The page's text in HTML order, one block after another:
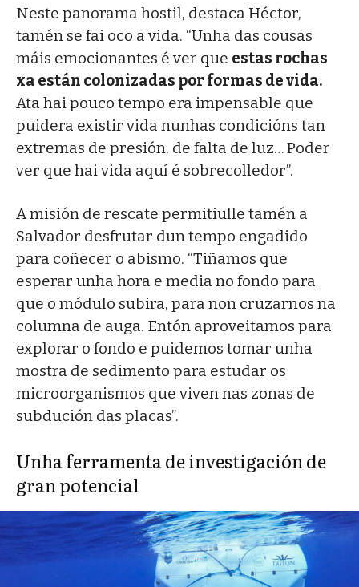
Neste panorama hostil, destaca Héctor,
tamén se fai oco a vida. “Unha das cousas
máis emocionantes é ver que estas rochas
xa están colonizadas por formas de vida.
Ata hai pouco tempo era impensable que
puidera existir vida nunhas condicións tan
extremas de presión, de falta de luz… Poder
ver que hai vida aquí é sobrecolledor”.
A misión de rescate permitiulle tamén a
Salvador desfrutar dun tempo engadido
para coñecer o abismo. “Tiñamos que
esperar unha hora e media no fondo para
que o módulo subira, para non cruzarnos na
columna de auga. Entón aproveitamos para
explorar o fondo e puidemos tomar unha
mostra de sedimento para estudar os
microorganismos que viven nas zonas de
subdución das placas”.
Unha ferramenta de investigación de
gran potencial